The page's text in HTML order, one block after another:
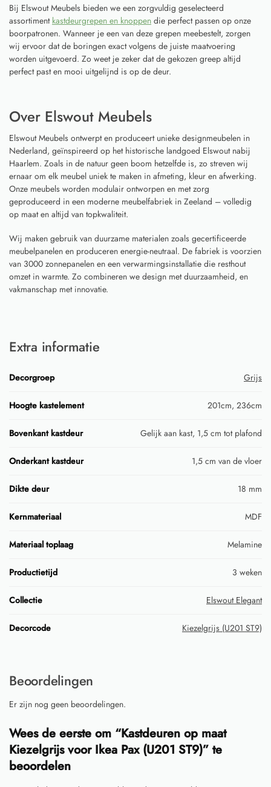
Bij Elswout Meubels bieden we een zorgvuldig geselecteerd
assortiment kastdeurgrepen en knoppen die perfect passen op onze
boorpatronen. Wanneer je een van deze grepen meebestelt, zorgen
wij ervoor dat de boringen exact volgens de juiste maatvoering
worden uitgevoerd. Zo weet je zeker dat de gekozen greep altijd
perfect past en mooi uitgelijnd is op de deur.
Over Elswout Meubels
Elswout Meubels ontwerpt en produceert unieke designmeubelen in
Nederland, geïnspireerd op het historische landgoed Elswout nabij
Haarlem. Zoals in de natuur geen boom hetzelfde is, zo streven wij
ernaar om elk meubel uniek te maken in afmeting, kleur en afwerking.
Onze meubels worden modulair ontworpen en met zorg
geproduceerd in een moderne meubelfabriek in Zeeland – volledig
op maat en altijd van topkwaliteit.
Wij maken gebruik van duurzame materialen zoals gecertificeerde
meubelpanelen en produceren energie-neutraal. De fabriek is voorzien
van 3000 zonnepanelen en een verwarmingsinstallatie die resthout
omzet in warmte. Zo combineren we design met duurzaamheid, en
vakmanschap met innovatie.
Extra informatie
Decorgroep Grijs
Hoogte kastelement 201cm, 236cm
Bovenkant kastdeur Gelijk aan kast, 1,5 cm tot plafond
Onderkant kastdeur 1,5 cm van de vloer
Dikte deur 18 mm
Kernmateriaal MDF
Materiaal toplaag Melamine
Productietijd 3 weken
Collectie Elswout Elegant
Decorcode Kiezelgrijs (U201 ST9)
Beoordelingen
Er zijn nog geen beoordelingen.
Wees de eerste om “Kastdeuren op maat
Kiezelgrijs voor Ikea Pax (U201 ST9)” te
beoordelen